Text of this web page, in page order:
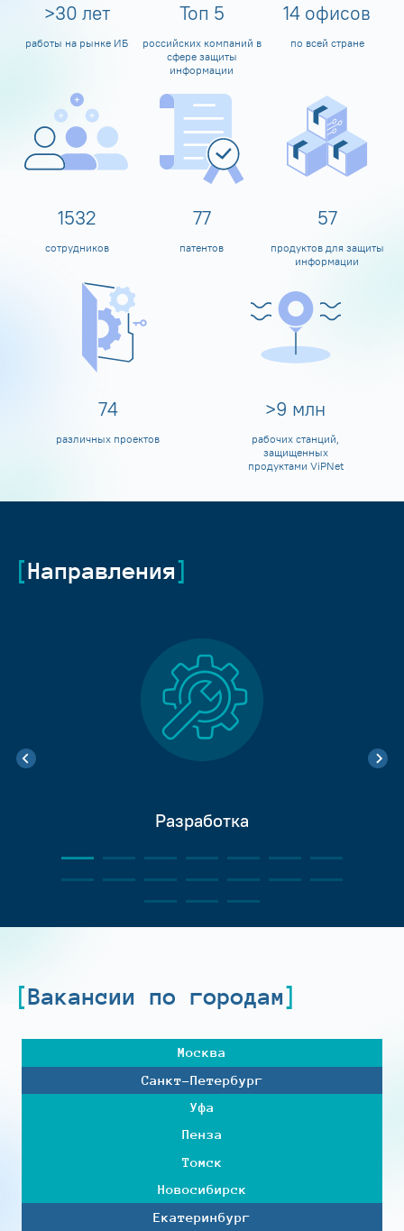
>30 лет
работы на рынке ИБ
Топ 5
российских компаний в
сфере защиты
информации
14 офисов
по всей стране
1600
сотрудников
80
патентов
60
продуктов для защиты
информации
80
различных проектов
>10 млн
рабочих станций,
защищенных
продуктами ViPNet
Направления
Разработка
Вакансии по городам
Москва
Санкт-Петербург
Уфа
Пенза
Томск
Новосибирск
Екатеринбург